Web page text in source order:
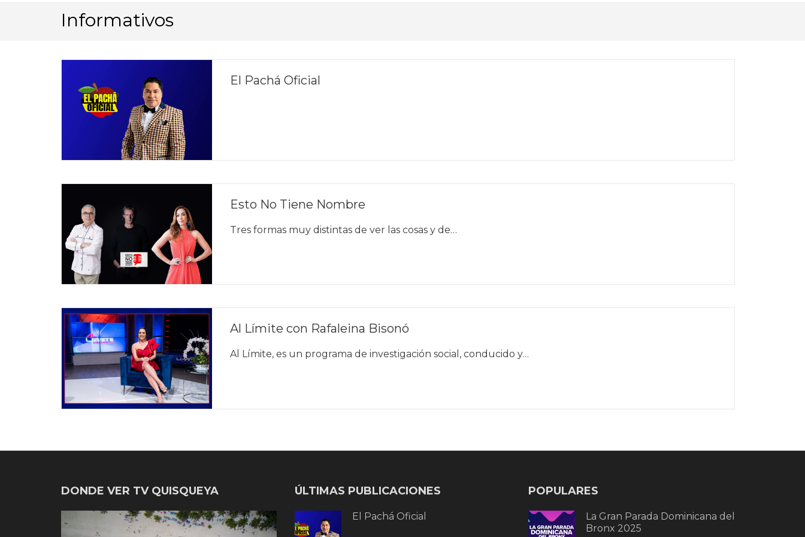
Informativos
El Pachá Oficial
Esto No Tiene Nombre
Tres formas muy distintas de ver las cosas y de…
Al Límite con Rafaleina Bisonó
Al Límite, es un programa de investigación social, conducido y…
DONDE VER TV QUISQUEYA ÚLTIMAS PUBLICACIONES
El Pachá Oficial
POPULARES
La Gran Parada Dominicana del
Bronx 2025